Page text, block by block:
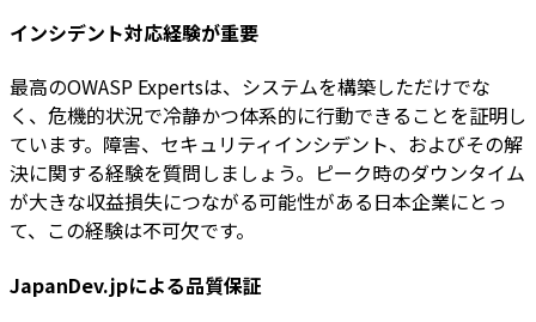
インシデント対応経験が重要
最高のOWASP Expertsは、システムを構築しただけでな
く、危機的状況で冷静かつ体系的に行動できることを証明し
ています。障害、セキュリティインシデント、およびその解
決に関する経験を質問しましょう。ピーク時のダウンタイム
が大きな収益損失につながる可能性がある日本企業にとっ
て、この経験は不可欠です。
JapanDev.jpによる品質保証